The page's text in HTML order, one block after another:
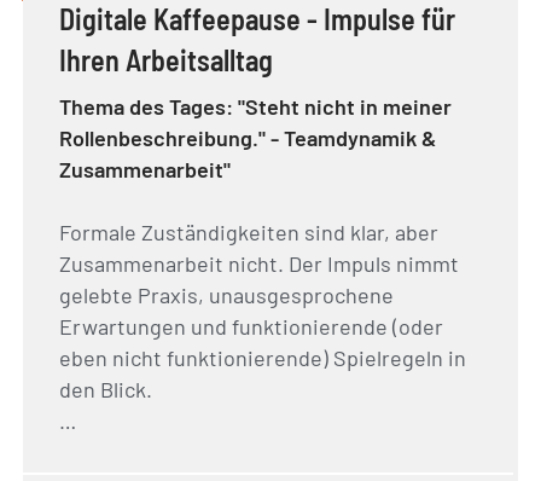
Digitale Kaffeepause - Impulse für
Ihren Arbeitsalltag
Thema des Tages: "Steht nicht in meiner
Rollenbeschreibung." - Teamdynamik &
Zusammenarbeit"
Formale Zuständigkeiten sind klar, aber
Zusammenarbeit nicht. Der Impuls nimmt
gelebte Praxis, unausgesprochene
Erwartungen und funktionierende (oder
eben nicht funktionierende) Spielregeln in
den Blick.
…